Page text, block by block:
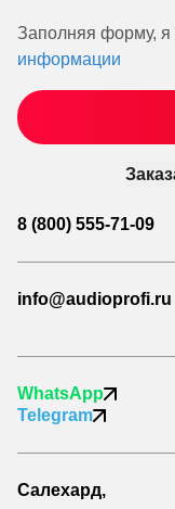
Заполняя форму,
информации
8 (800) 555-71-09
info@audioprofi.ru
WhatsApp
Telegram
Салехард,